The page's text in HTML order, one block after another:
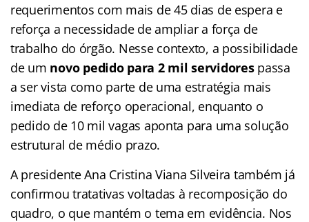
requerimentos com mais de 45 dias de espera e
reforça a necessidade de ampliar a força de
trabalho do órgão. Nesse contexto, a possibilidade
de um novo pedido para 2 mil servidorespassa
a ser vista como parte de uma estratégia mais
imediata de reforço operacional, enquanto o
pedido de 10 mil vagas aponta para uma solução
estrutural de médio prazo.
A presidente Ana Cristina Viana Silveira também já
confirmou tratativas voltadas à recomposição do
quadro, o que mantém o tema em evidência. Nos